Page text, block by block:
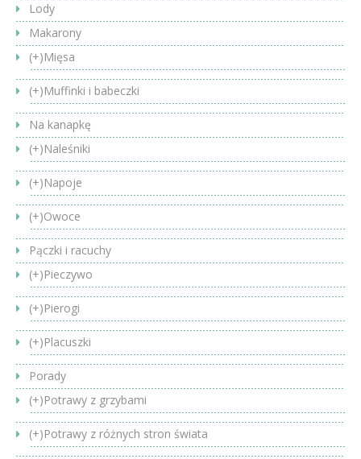
Lody
Makarony
(+)Mięsa
(+)Muffinki i babeczki
Na kanapkę
(+)Naleśniki
(+)Napoje
(+)Owoce
Pączki i racuchy
(+)Pieczywo
(+)Pierogi
(+)Placuszki
Porady
(+)Potrawy z grzybami
(+)Potrawy z różnych stron świata